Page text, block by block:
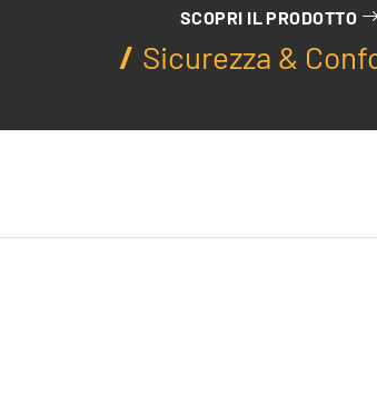
SCOPRI IL PRODOTTO
Sicurezza &